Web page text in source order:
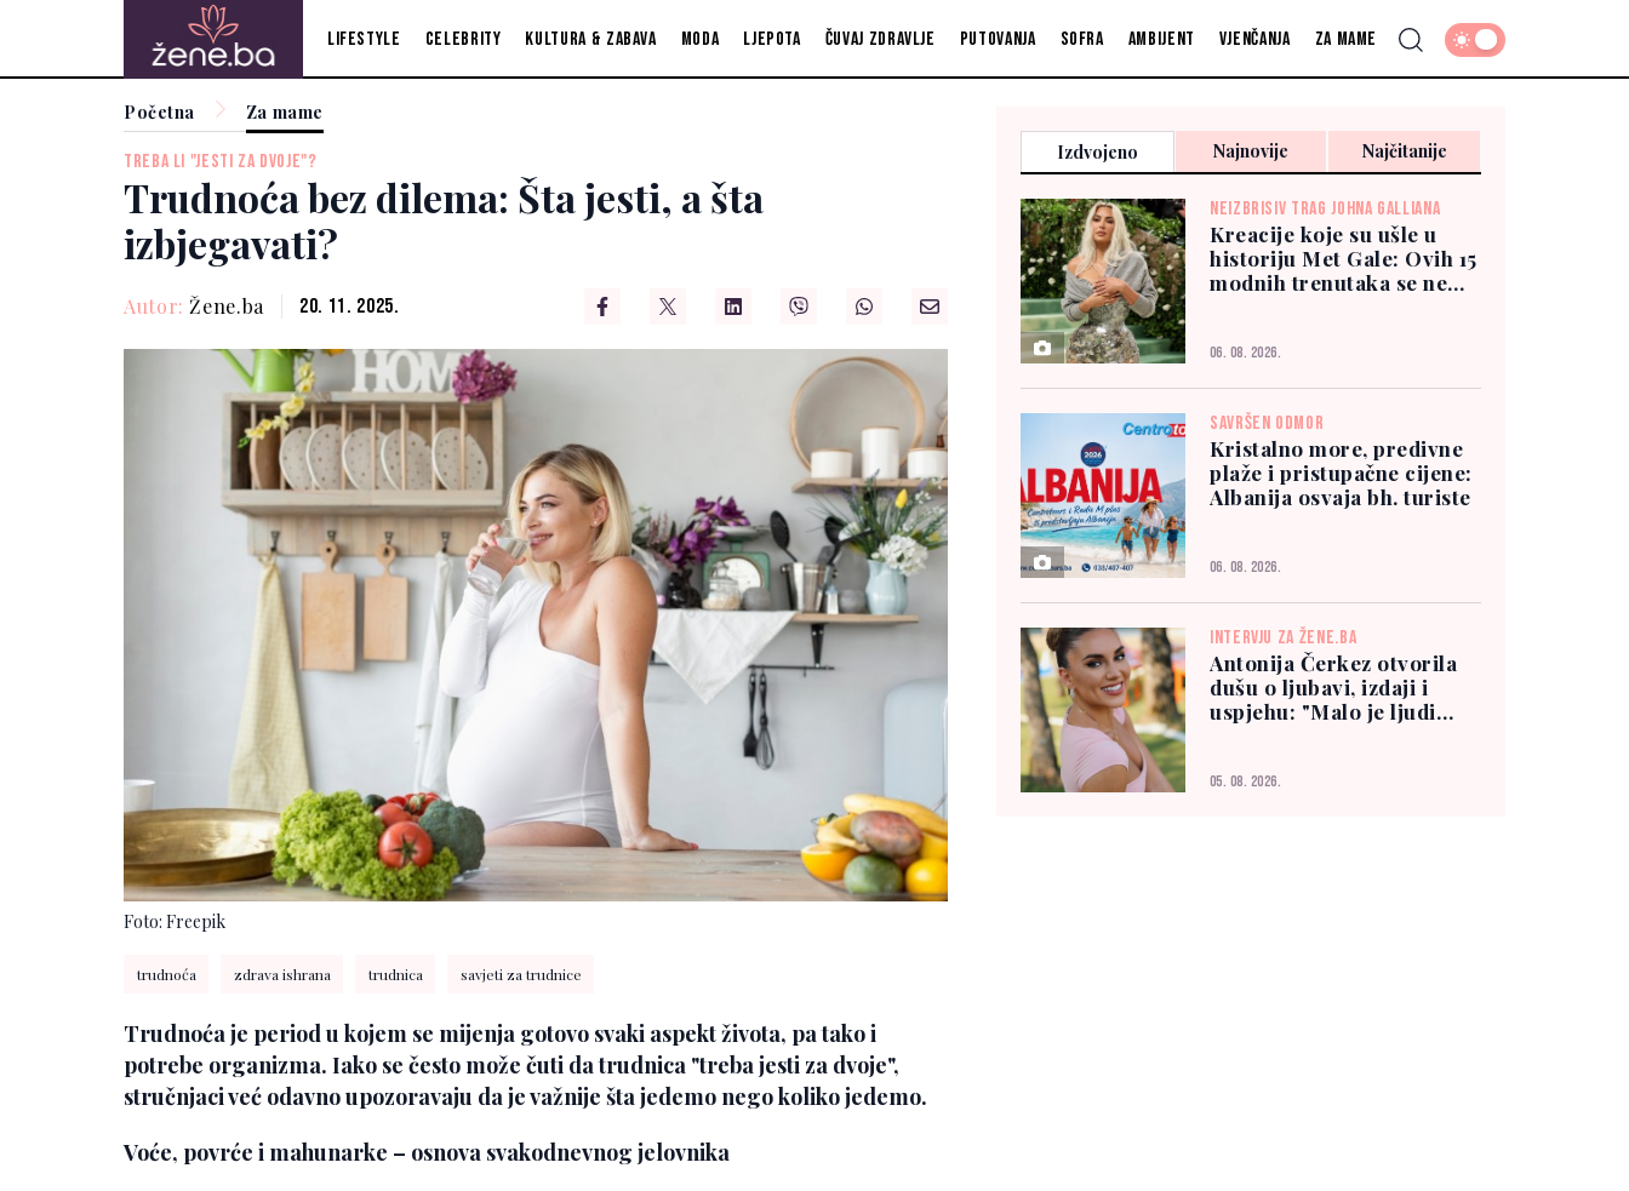
Lifestyle Celebrity Kultura & zabava Moda Ljepota Čuvaj zdravlje Putovanja Sofra Ambijent Vjenčanja Za mame
Početna Za mame
TREBA LI "JESTI ZA DVOJE"?
Trudnoća bez dilema: Šta jesti, a šta
izbjegavati?
Autor: Žene.ba 20. 11. 2025.
Foto: Freepik
trudnoća zdrava ishrana trudnica savjeti za trudnice
Trudnoća je period u kojem se mijenja gotovo svaki aspekt života, pa tako i
potrebe organizma. Iako se često može čuti da trudnica "treba jesti za dvoje",
stručnjaci već odavno upozoravaju da je važnije šta jedemo nego koliko jedemo.
Voće, povrće i mahunarke – osnova svakodnevnog jelovnika
Izdvojeno Najnovije Najčitanije
NEIZBRISIV TRAG JOHNA GALLIANA
Kreacije koje su ušle u
historiju Met Gale: Ovih 15
modnih trenutaka se ne
06. 08. 2026.
SAVRŠEN ODMOR
Kristalno more, predivne
plaže i pristupačne cijene:
Albanija osvaja bh. turiste
06. 08. 2026.
INTERVJU ZA ŽENE.BA
Antonija Čerkez otvorila
dušu o ljubavi, izdaji i
uspjehu: "Malo je ljudi
05. 08. 2026.